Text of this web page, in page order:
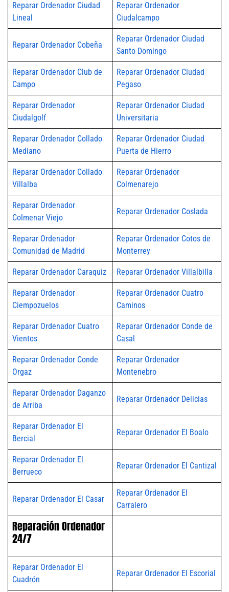
Reparar Ordenador Ciudad
Lineal
Reparar Ordenador
Ciudalcampo
Reparar Ordenador Cobeña
Reparar Ordenador Ciudad
Santo Domingo
Reparar Ordenador Club de
Campo
Reparar Ordenador Ciudad
Pegaso
Reparar Ordenador
Ciudalgolf
Reparar Ordenador Ciudad
Universitaria
Reparar Ordenador Collado
Mediano
Reparar Ordenador Ciudad
Puerta de Hierro
Reparar Ordenador Collado
Villalba
Reparar Ordenador
Colmenarejo
Reparar Ordenador
Colmenar Viejo
Reparar Ordenador Coslada
Reparar Ordenador
Comunidad de Madrid
Reparar Ordenador Cotos de
Monterrey
Reparar Ordenador Caraquiz Reparar Ordenador Villalbilla
Reparar Ordenador
Ciempozuelos
Reparar Ordenador Cuatro
Caminos
Reparar Ordenador Cuatro
Vientos
Reparar Ordenador Conde de
Casal
Reparar Ordenador Conde
Orgaz
Reparar Ordenador
Montenebro
Reparar Ordenador Daganzo
de Arriba
Reparar Ordenador Delicias
Reparar Ordenador El
Bercial
Reparar Ordenador El Boalo
Reparar Ordenador El
Berrueco
Reparar Ordenador El Cantizal
Reparar Ordenador El Casar
Reparar Ordenador El
Carralero
Reparación Ordenador
24/7
Reparar Ordenador El
Cuadrón
Reparar Ordenador El Escorial